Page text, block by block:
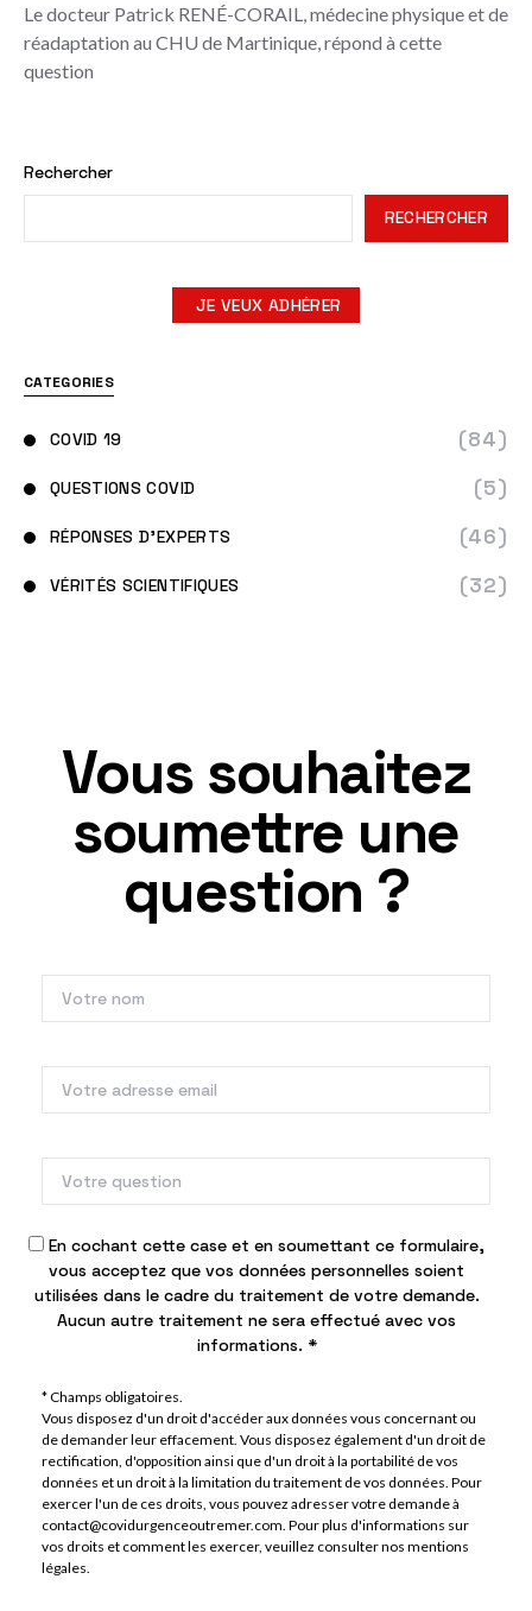
Le docteur Patrick RENÉ-CORAIL, médecine physique et de
réadaptation au CHU de Martinique, répond à cette
question
Rechercher
RECHERCHER
JE VEUX ADHÉRER
CATEGORIES
COVID 19 (84)
QUESTIONS COVID (5)
RÉPONSES D'EXPERTS (46)
VÉRITÉS SCIENTIFIQUES (32)
Vous souhaitez
soumettre une
question ?
En cochant cette case et en soumettant ce formulaire,
vous acceptez que vos données personnelles soient
utilisées dans le cadre du traitement de votre demande.
Aucun autre traitement ne sera effectué avec vos
informations. *
* Champs obligatoires.
Vous disposez d'un droit d'accéder aux données vous concernant ou
de demander leur effacement. Vous disposez également d'un droit de
rectification, d'opposition ainsi que d'un droit à la portabilité de vos
données et un droit à la limitation du traitement de vos données. Pour
exercer l'un de ces droits, vous pouvez adresser votre demande à
contact@covidurgenceoutremer.com. Pour plus d'informations sur
vos droits et comment les exercer, veuillez consulter nos mentions
légales.